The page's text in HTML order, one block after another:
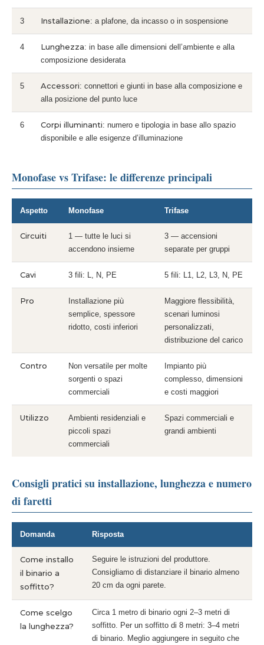
3 Installazione: a plafone, da incasso o in sospensione
4 Lunghezza: in base alle dimensioni dell’ambiente e alla
composizione desiderata
5 Accessori: connettori e giunti in base alla composizione e
alla posizione del punto luce
6 Corpi illuminanti: numero e tipologia in base allo spazio
disponibile e alle esigenze d’illuminazione
Monofase vs Trifase: le differenze principali
Aspetto Monofase Trifase
Circuiti
1 — tutte le luci si
accendono insieme
3 — accensioni
separate per gruppi
Cavi 3 fili: L, N, PE 5 fili: L1, L2, L3, N, PE
Pro
Installazione più
semplice, spessore
ridotto, costi inferiori
Maggiore flessibilità,
scenari luminosi
personalizzati,
distribuzione del carico
Contro
Non versatile per molte
sorgenti o spazi
commerciali
Impianto più
complesso, dimensioni
e costi maggiori
Utilizzo
Ambienti residenziali e
piccoli spazi
commerciali
Spazi commerciali e
grandi ambienti
Consigli pratici su installazione, lunghezza e numero
di faretti
Domanda Risposta
Come installo
il binario a
soffitto?
Seguire le istruzioni del produttore.
Consigliamo di distanziare il binario almeno
20 cm da ogni parete.
Come scelgo
la lunghezza?
Circa 1 metro di binario ogni 2–3 metri di
soffitto. Per un soffitto di 8 metri: 3–4 metri
di binario. Meglio aggiungere in seguito che